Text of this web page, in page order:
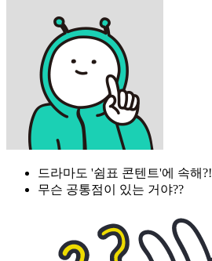
드라마도 '쉼표 콘텐트'에 속해?!
무슨 공통점이 있는 거야??